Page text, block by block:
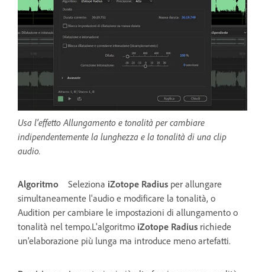
Usa l'effetto Allungamento e tonalità per cambiare
indipendentemente la lunghezza e la tonalità di una clip
audio.
Algoritmo Seleziona iZotope Radius per allungare
simultaneamente l'audio e modificare la tonalità, o
Audition per cambiare le impostazioni di allungamento o
tonalità nel tempo.L'algoritmo iZotope Radius richiede
un'elaborazione più lunga ma introduce meno artefatti.